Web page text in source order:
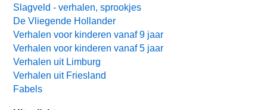
Slagveld - verhalen, sprookjes
De Vliegende Hollander
Verhalen voor kinderen vanaf 9 jaar
Verhalen voor kinderen vanaf 5 jaar
Verhalen uit Limburg
Verhalen uit Friesland
Fabels